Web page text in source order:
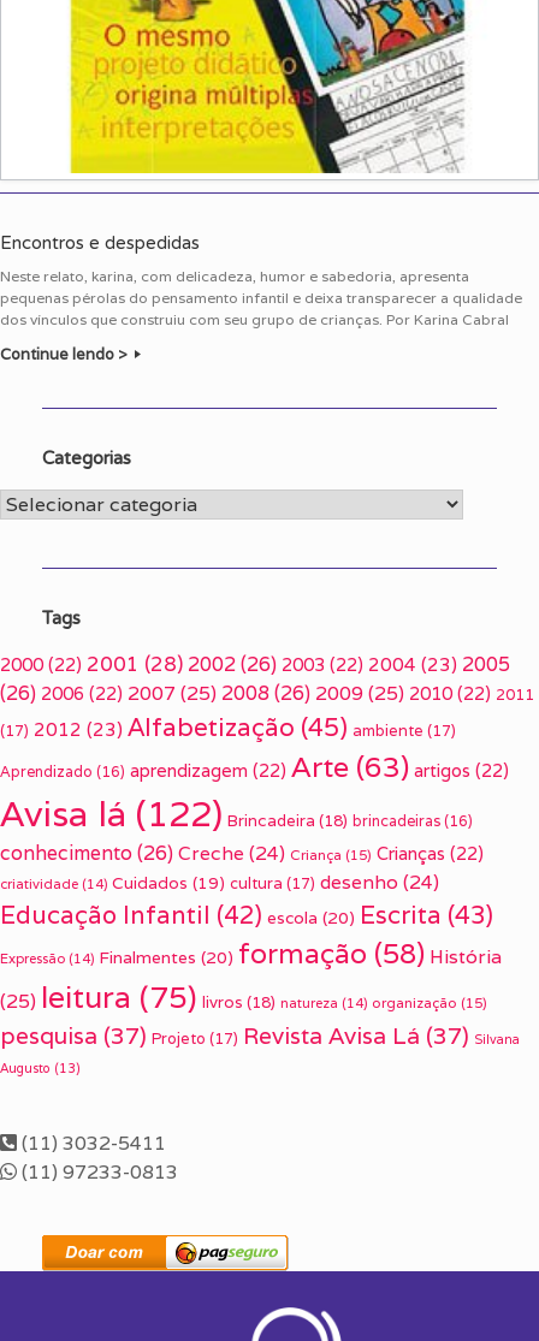
Encontros e despedidas
Neste relato, karina, com delicadeza, humor e sabedoria, apresenta
pequenas pérolas do pensamento infantil e deixa transparecer a qualidade
dos vínculos que construiu com seu grupo de crianças. Por Karina Cabral
Continue lendo >
Categorias
Categorias
Tags
2000 (22) 2001 (28) 2002(26) 2003 (22) 2004 (23) 2005
(26) 2006 (22) 2007 (25) 2008(26) 2009(25) 2010 (22) 2011
(17) 2012 (23) Alfabetização (45) ambiente (17)
Aprendizado (16) aprendizagem (22) Arte (63) artigos (22)
Avisa lá (122) Brincadeira (18) brincadeiras (16)
conhecimento(26) Creche (24) Criança (15) Crianças (22)
criatividade (14) Cuidados (19) cultura (17) desenho (24)
Educação Infantil (42) escola (20) Escrita (43)
Expressão (14) Finalmentes (20) formação (58) História
(25) leitura (75) livros (18) natureza (14) organização (15)
pesquisa (37) Projeto (17) Revista Avisa Lá (37) Silvana
Augusto (13)
(11) 3032-5411
(11) 97233-0813